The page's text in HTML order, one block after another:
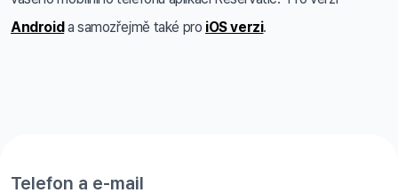
Androida samozřejmě také pro iOS verzi.
Telefon a e-mail